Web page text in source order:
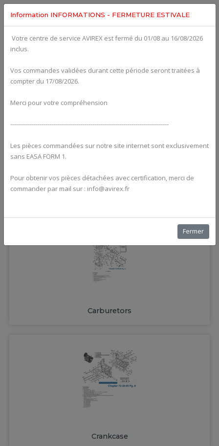
Alternators
Carburetors
Crankcase
Information INFORMATIONS - FERMETURE ESTIVALE
Votre centre de service AVIREX est fermé du 01/08 au 16/08/2026
inclus.
Vos commandes validées durant cette période seront traitées à
compter du 17/08/2026.
Merci pour votre compréhension
---------------------------------------------------------------------------------
Les pièces commandées sur notre site internet sont exclusivement
sans EASA FORM 1.
Pour obtenir vos pièces détachées avec certification, merci de
commander par mail sur : info@avirex.fr
Fermer